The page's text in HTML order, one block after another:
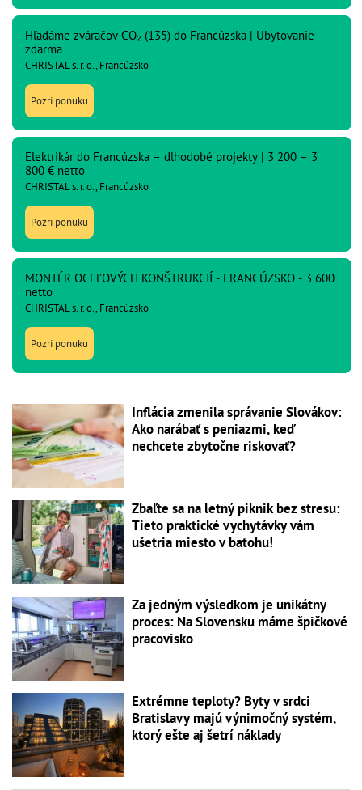
Hľadáme zváračov CO₂ (135) do Francúzska | Ubytovanie
zdarma
CHRISTAL s. r. o., Francúzsko
Pozri ponuku
Elektrikár do Francúzska – dlhodobé projekty | 3 200 – 3
800 € netto
CHRISTAL s. r. o., Francúzsko
Pozri ponuku
MONTÉR OCEĽOVÝCH KONŠTRUKCIÍ - FRANCÚZSKO - 3 600
netto
CHRISTAL s. r. o., Francúzsko
Pozri ponuku
Inflácia zmenila správanie Slovákov:
Ako narábať s peniazmi, keď
nechcete zbytočne riskovať?
Zbaľte sa na letný piknik bez stresu:
Tieto praktické vychytávky vám
ušetria miesto v batohu!
Za jedným výsledkom je unikátny
proces: Na Slovensku máme špičkové
pracovisko
Extrémne teploty? Byty v srdci
Bratislavy majú výnimočný systém,
ktorý ešte aj šetrí náklady